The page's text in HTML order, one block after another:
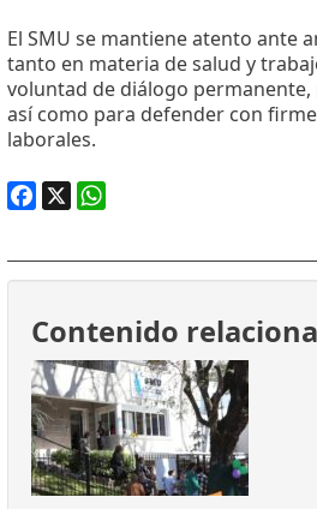
El SMU se mantiene atento ante
tanto en materia de salud y
voluntad de diálogo
así como para defender con
laborales.
Contenido